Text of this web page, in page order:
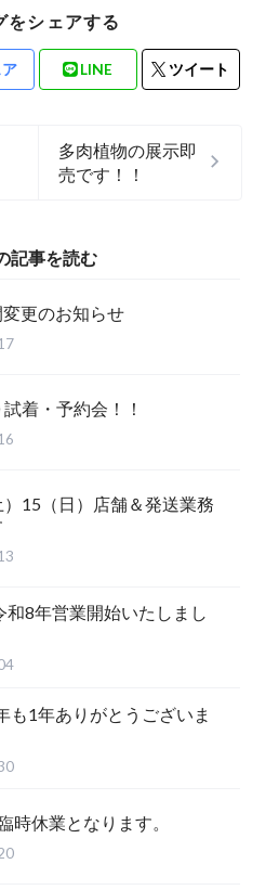
をシェアする
LINE ツイート
多肉植物の展示即
売です！！
記事を読む
更のお知らせ
着・予約会！！
15（日）店舗＆発送業務
8年営業開始いたしまし
も1年ありがとうございま
休業となります。